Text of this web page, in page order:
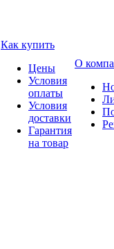
Как купить
Цены
Условия
оплаты
Условия
доставки
Гарантия
на товар
О